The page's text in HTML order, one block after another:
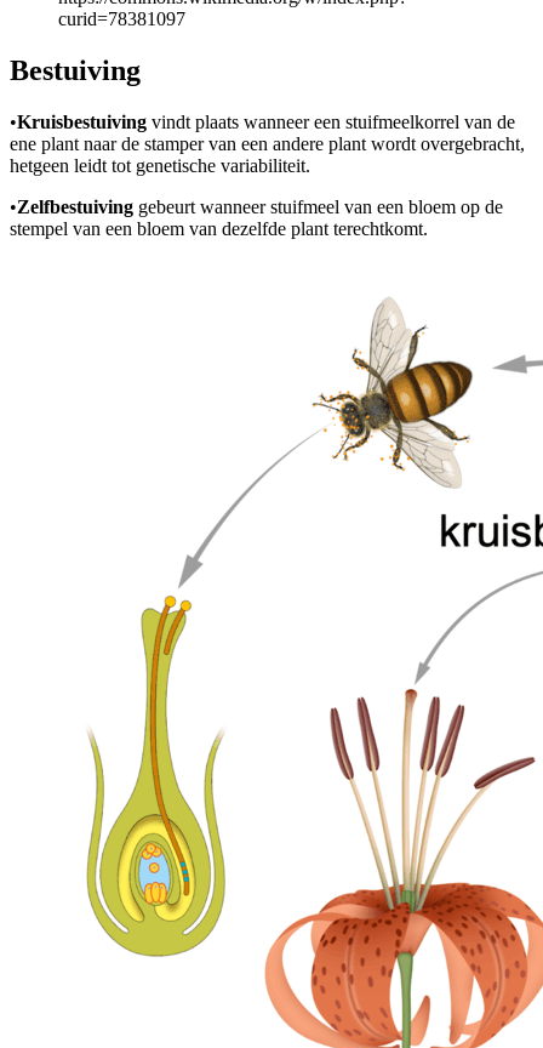
curid=78381097
Bestuiving
•Kruisbestuiving vindt plaats wanneer een stuifmeelkorrel van de
ene plant naar de stamper van een andere plant wordt overgebracht,
hetgeen leidt tot genetische variabiliteit.
•Zelfbestuiving gebeurt wanneer stuifmeel van een bloem op de
stempel van een bloem van dezelfde plant terechtkomt.